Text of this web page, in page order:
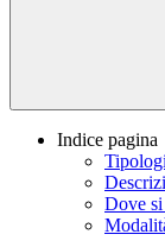
Indice pagina
Dove